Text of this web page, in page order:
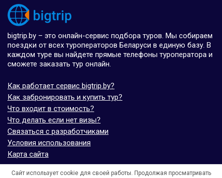
bigtrip.by – это онлайн-сервис подбора туров. Мы собираем
поездки от всех туроператоров Беларуси в единую базу. В
каждом туре вы найдете прямые телефоны туроператора и
сможете заказать тур онлайн.
Как работает сервис bigtrip.by?
Как забронировать и купить тур?
Что входит в стоимость?
Что делать если нет визы?
Связаться с разработчиками
Условия использования
Карта сайта
© bigtrip.by,elijoviaje.es– 2014 - 2026
Сайт использует cookie для своей работы. Продолжая просматривать